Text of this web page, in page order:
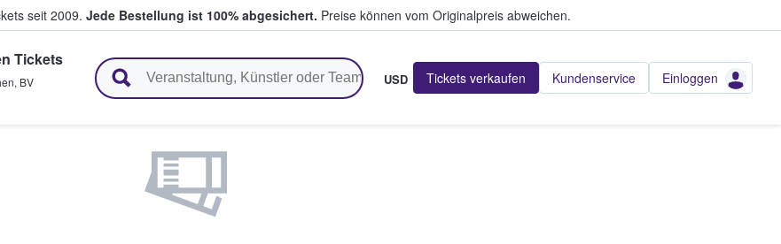
seit 2009. Jede Bestellung ist 100% abgesichert. Preise können vom Originalpreis abweichen.
& verkaufen
Tickets
, BV USD Tickets verkaufen Kundenservice Einloggen